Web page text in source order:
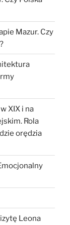
Mazur. Czy
XIX i na
Rola
orędzia
Leona